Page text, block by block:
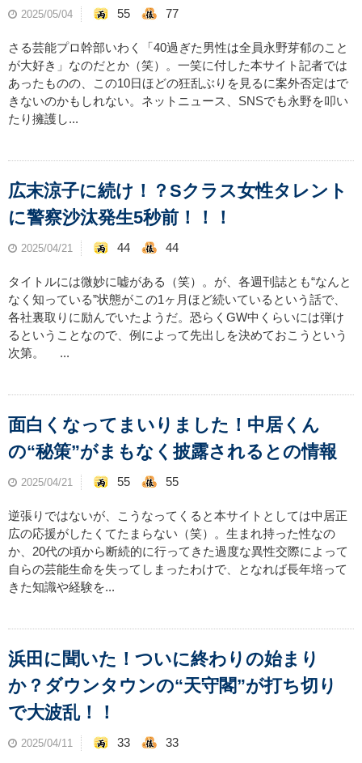
2025/05/04 55 77
さる芸能プロ幹部いわく「40過ぎた男性は全員永野芽郁のこと
が大好き」なのだとか（笑）。一笑に付した本サイト記者では
あったものの、この10日ほどの狂乱ぶりを見るに案外否定はで
きないのかもしれない。ネットニュース、SNSでも永野を叩い
たり擁護し...
広末涼子に続け！？Sクラス女性タレント
に警察沙汰発生5秒前！！！
2025/04/21 44 44
タイトルには微妙に嘘がある（笑）。が、各週刊誌とも“なんと
なく知っている”状態がこの1ヶ月ほど続いているという話で、
各社裏取りに励んでいたようだ。恐らくGW中くらいには弾け
るということなので、例によって先出しを決めておこうという
次第。 ...
面白くなってまいりました！中居くん
の“秘策”がまもなく披露されるとの情報
2025/04/21 55 55
逆張りではないが、こうなってくると本サイトとしては中居正
広の応援がしたくてたまらない（笑）。生まれ持った性なの
か、20代の頃から断続的に行ってきた過度な異性交際によって
自らの芸能生命を失ってしまったわけで、となれば長年培って
きた知識や経験を...
浜田に聞いた！ついに終わりの始まり
か？ダウンタウンの“天守閣”が打ち切り
で大波乱！！
2025/04/11 33 33